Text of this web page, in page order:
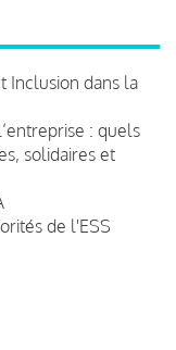
Inclusion dans la
: quels
solidaires et
de l'ESS